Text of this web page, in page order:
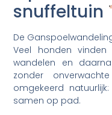
snuffeltuin
De
Veel honden
wandelen en
zonder
omgekeerd
samen op pad.